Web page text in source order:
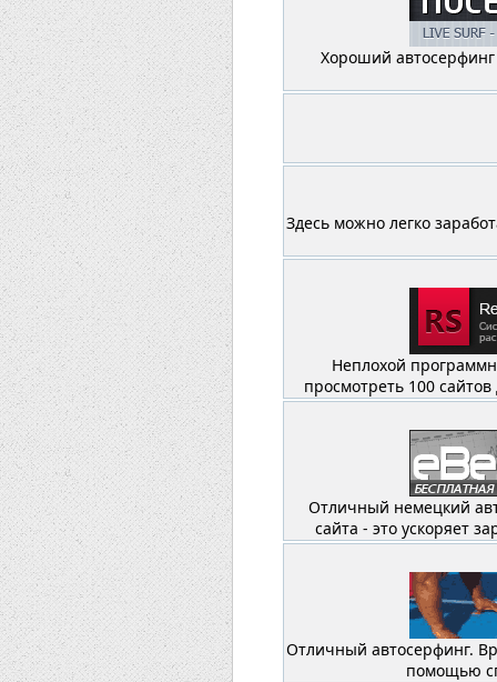
Хороший
Здесь можно легко
Неплохой
просмотреть 100
Отличный немецкий
сайта - это ускоряет
Отличный автосерфинг.
помощью